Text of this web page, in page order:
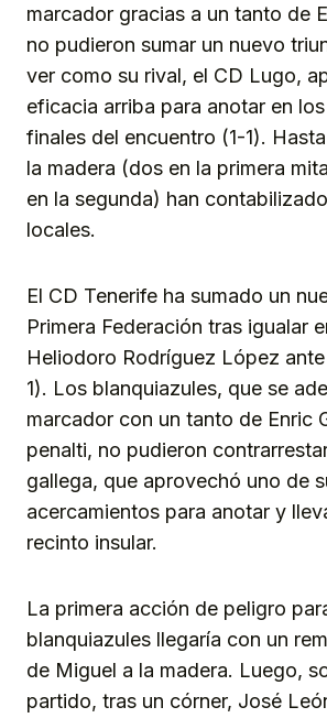
marcador gracias a un tanto de
no pudieron sumar un nuevo
ver como su rival, el CD Lugo,
eficacia arriba para anotar en
finales del encuentro (1-1).
la madera (dos en la primera
en la segunda) han
locales.
El CD Tenerife ha sumado un
Primera Federación tras igualar
Heliodoro Rodríguez López
1). Los blanquiazules, que se
marcador con un tanto de Enric
penalti, no pudieron
gallega, que aprovechó uno de
acercamientos para anotar y
recinto insular.
La primera acción de peligro
blanquiazules llegaría con un
de Miguel a la madera. Luego,
partido, tras un córner, José